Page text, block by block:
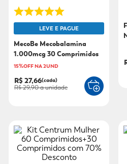
9º
fralda xg
10
º shampoo
LEVE E PAGUE
MecoBe Mecobalamina
1.000mcg 30 Comprimidos
Sublinguais
15%OFF NA 2UND
R$ 27,66(cada)
R$ 29,90a unidade